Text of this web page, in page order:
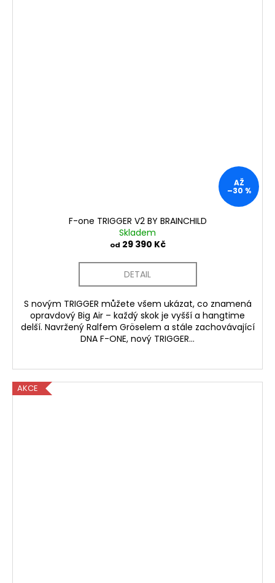
AŽ
–30 %
F-one TRIGGER V2 BY BRAINCHILD
Skladem
od 29 390 Kč
DETAIL
S novým TRIGGER můžete všem ukázat, co znamená
opravdový Big Air – každý skok je vyšší a hangtime
delší. Navržený Ralfem Gröselem a stále zachovávající
DNA F-ONE, nový TRIGGER...
AKCE